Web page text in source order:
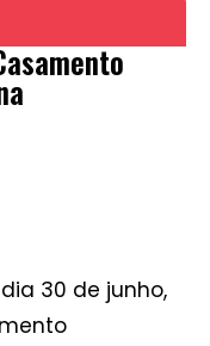
30 de junho,